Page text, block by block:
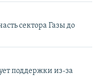
сектора Газы до
поддержки из-за